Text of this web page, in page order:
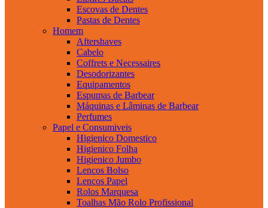
Escovas de Dentes
Pastas de Dentes
Homem
Aftershaves
Cabelo
Coffrets e Necessaires
Desodorizantes
Equipamentos
Espumas de Barbear
Máquinas e Lâminas de Barbear
Perfumes
Papel e Consumiveis
Higienico Domestico
Higienico Folha
Higienico Jumbo
Lencos Bolso
Lencos Papel
Rolos Marquesa
Toalhas Mão Rolo Profissional